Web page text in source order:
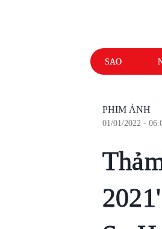
SAO
PHIM ẢNH
01/01/2022 -